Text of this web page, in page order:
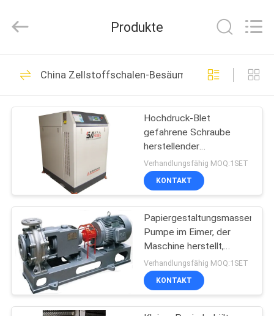
HAUS
PRODUKTE
VIDEOS
SHOW
ÜBER
UNS
FABRIK-
Equipment
Rights
Massen-Formteil-
Ausrüstung
64
Papiermassen-
Formteil-Maschine
39
Produkte
China Zellstoffschalen-Besäummaschine
Hochdruck-Blet
gefahrene Schraube
herstellender
austauschender/
Berufs- Eimer Maschine/
Verhandlungsfähig MOQ:1SET
KONTAKT
Papiergestaltungsmassen-
Pumpe im Eimer, der
Maschine herstellt,
Frucht-Behälter
produzierend
Verhandlungsfähig MOQ:1SET
KONTAKT